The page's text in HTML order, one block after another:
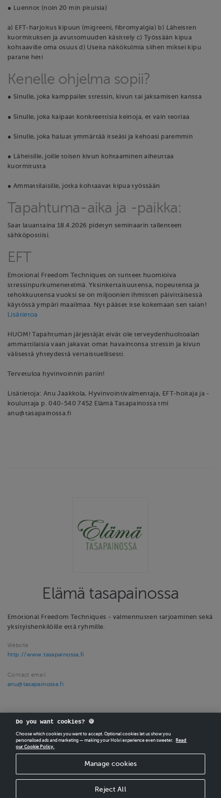
● Luennot (noin 20 min pituisia)
a) EFT-harjoitus kipuun (migreeni, fibromyalgia) b) Läheisten
kuormituksen ja avuttomuuden käsittely c) Työssään kipua
kohtaaville oma osuus d) Useita näkökulmia siihen miksei kipu
parane heti
Kenelle ohjelma sopii?
● Sinulle, joka kamppailet stressin, kivun tai jaksamisen kanssa
● Sinulle, joka kaipaat konkreettisia keinoja, et vain teoriaa
● Sinulle, joka haluat ymmärtää itseäsi ja kehoasi paremmin
● Läheisille, joille toisen kivun kohtaaminen aiheuttaa
kuormitusta
● Ammattilaisille, jotka kohtaavat kipua työssään
Tapahtuma-aika ja -paikka:
Saat lauantaina 18.4.2026 pidetyn seminaarin tallenteen
sähköpostiisi.
EFT
Emotional Freedom Techniques on tunteet huomioiva
stressinpurkumenetelmä. Yksinkertaisuutensa, nopeutensa ja
tehokkuutensa vuoksi se on miljoonien ihmisten päivittäisessä
käytössä ympäri maailmaa. Nyt pääset itse kokemaan sen taian!
Lisätietoa
HUOM! Tapahtuman järjestäjät eivät ole terveydenhuoltoalan
ammattilaisia vaan jakavat omat havaintonsa stressin ja kivun
välisestä yhteydestä vertaistuellisesti.
Tervetuloa hyvinvoinnin pariin!
Lisätietoja: Anu Jaakkola, Hyvinvointivalmentaja, EFT-hoitaja ja -
kouluttaja p. 040-540 7452 Elämä Tasapainossa tmi
anu@tasapainossa.fi
Elämä tasapainossa
Emotional Freedom Techniques - valmennusten tarjoaminen sekä
yksityishenkilöille että ryhmille.
Website
http://www.tasapainossa.fi
Contact email
anu@tasapainossa.fi
CREATEYOUR OWN HOLVI ONLINE STORE IN MINUTES.
Do you want cookies? 🍪
Choose which cookies you want to accept. Optional cookies let us show you
personalised ads and marketing — making your Holvi experience even sweeter.
Read
our Cookie Policy.
Manage cookies
Reject All